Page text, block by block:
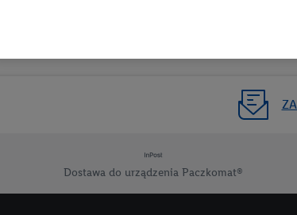
Dostawa do urządzenia Paczkomat®
jako
Tworzenie spersonalizowanych reklam opiera się na
informacji z konta klienta - np. wieku lub płci - a także
urządzenia końcowe i usługi Lidl, w tym przechowywanie
przetwarzanie odbywa się również w celu pomiaru
opracowywania ofert oraz zapewnienia bezpieczeństwa